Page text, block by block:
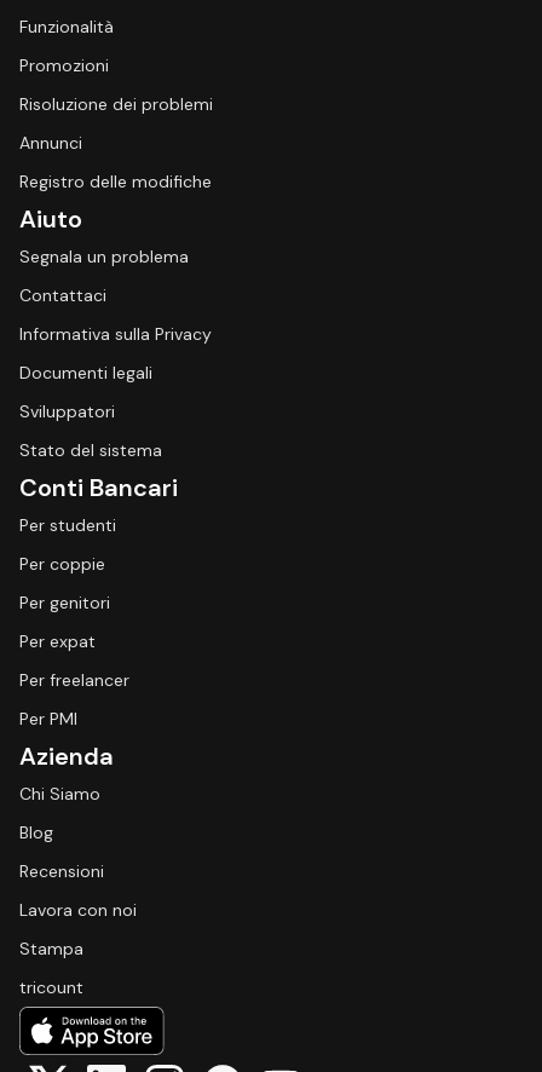
Funzionalità
Promozioni
Risoluzione dei problemi
Annunci
Registro delle modifiche
Aiuto
Segnala un problema
Contattaci
Informativa sulla Privacy
Documenti legali
Sviluppatori
Stato del sistema
Conti Bancari
Per studenti
Per coppie
Per genitori
Per expat
Per freelancer
Per PMI
Azienda
Chi Siamo
Blog
Recensioni
Lavora con noi
Stampa
tricount